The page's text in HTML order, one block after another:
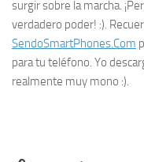
surgir sobre la marcha.
verdadero poder! :).
SendoSmartPhones.Com
para tu teléfono. Yo
realmente muy mono :).